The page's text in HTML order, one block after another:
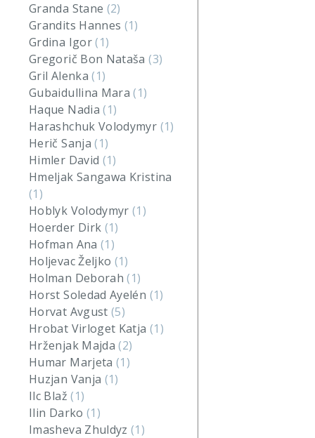
Granda Stane (2)
Grandits Hannes (1)
Grdina Igor(1)
Gregorič Bon Nataša(3)
Gril Alenka(1)
Gubaidullina Mara(1)
Haque Nadia(1)
Harashchuk Volodymyr (1)
Herič Sanja(1)
Himler David (1)
Hmeljak Sangawa Kristina
(1)
Hoblyk Volodymyr(1)
Hoerder Dirk (1)
Hofman Ana (1)
Holjevac Željko (1)
Holman Deborah(1)
Horst Soledad Ayelén (1)
Horvat Avgust(5)
Hrobat Virloget Katja (1)
Hrženjak Majda(2)
Humar Marjeta(1)
Huzjan Vanja (1)
Ilc Blaž(1)
Ilin Darko (1)
Imasheva Zhuldyz(1)